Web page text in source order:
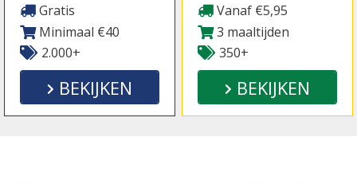
Gratis
Minimaal €40
2.000+
BEKIJKEN
Vanaf €5,95
3 maaltijden
350+
BEKIJKEN